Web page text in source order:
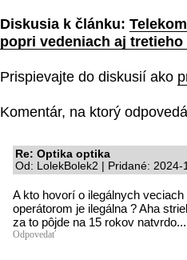
Diskusia k článku:
popri vedeniach aj
Prispievajte do diskusií ako
Komentár, na ktorý
Re: Optika optika
Od: LolekBolek2 | Pridané:
A kto hovorí o ilegálnych
operátorom je ilegálna ? Aha
za to pôjde na 15 rokov natvrdo...
Odpovedať